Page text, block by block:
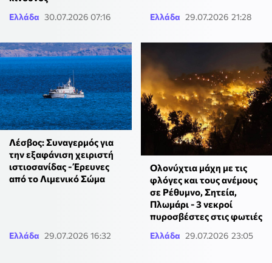
Ελλάδα 30.07.2026 07:16 Ελλάδα 29.07.2026 21:28
Λέσβος: Συναγερμός για
την εξαφάνιση χειριστή
ιστιοσανίδας - Έρευνες
από το Λιμενικό Σώμα
Ελλάδα 29.07.2026 16:32
Ολονύχτια μάχη με τις
φλόγες και τους ανέμους
σε Ρέθυμνο, Σητεία,
Πλωμάρι - 3 νεκροί
πυροσβέστες στις φωτιές
Ελλάδα 29.07.2026 23:05